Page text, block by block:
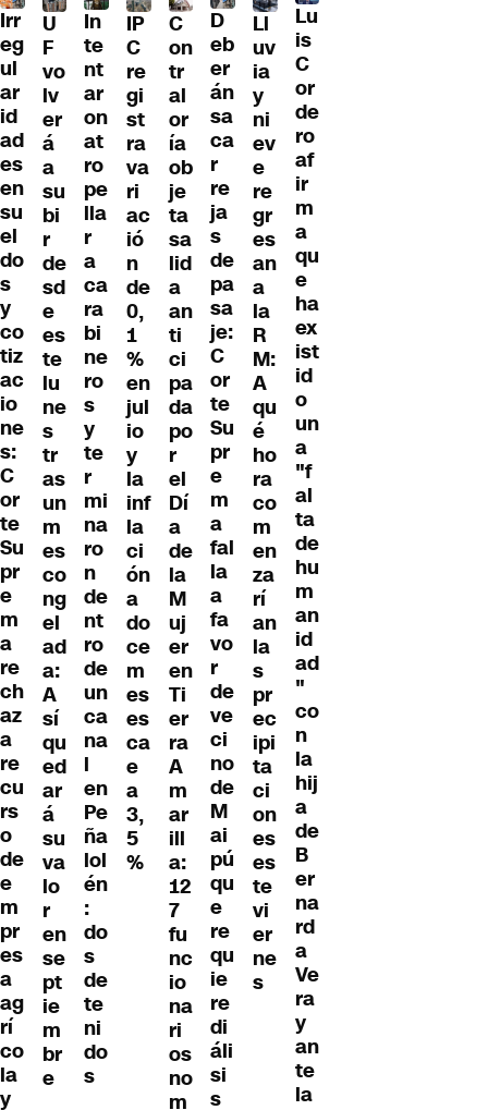
Irr
eg
ul
ar
id
ad
es
en
su
el
do
s
y
co
tiz
ac
io
ne
s:
C
or
te
Su
pr
e
m
a
re
ch
az
a
re
cu
rs
o
de
e
m
pr
es
a
ag
rí
co
la
y
U
F
vo
lv
er
á
a
su
bi
r
de
sd
e
es
te
lu
ne
s
tr
as
un
m
es
co
ng
el
ad
a:
A
sí
qu
ed
ar
á
su
va
lo
r
en
se
pt
ie
m
br
e
In
te
nt
ar
on
at
ro
pe
lla
r
a
ca
ra
bi
ne
ro
s
y
te
r
mi
na
ro
n
de
nt
ro
de
un
ca
na
l
en
Pe
ña
lol
én
:
do
s
de
te
ni
do
s
IP
C
re
gi
st
ra
va
ri
ac
ió
n
de
0,
1
%
en
jul
io
y
la
inf
la
ci
ón
a
do
ce
m
es
es
ca
e
a
3,
5
%
C
on
tr
al
or
ía
ob
je
ta
sa
lid
a
an
ti
ci
pa
da
po
r
el
Dí
a
de
la
M
uj
er
en
Ti
er
ra
A
m
ar
ill
a:
12
7
fu
nc
io
na
ri
os
no
m
D
eb
er
án
sa
ca
r
re
ja
s
de
pa
sa
je:
C
or
te
Su
pr
e
m
a
fal
la
a
fa
vo
r
de
ve
ci
no
de
M
ai
pú
qu
e
re
qu
ie
re
di
áli
si
s
Ll
uv
ia
y
ni
ev
e
re
gr
es
an
a
la
R
M:
A
qu
é
ho
ra
co
m
en
za
rí
an
la
s
pr
ec
ipi
ta
ci
on
es
es
te
vi
er
ne
s
Lu
is
C
or
de
ro
af
ir
m
a
qu
e
ha
ex
ist
id
o
un
a
"f
al
ta
de
hu
m
an
id
ad
"
co
n
la
hij
a
de
B
er
na
rd
a
Ve
ra
y
an
te
la